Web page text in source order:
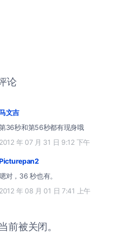
论
文吉
36秒和第56秒都有现身哦
2012 年 07 月 31 日 9:12 下午
对，36 秒也有。
2012 年 08 月 01 日 7:41 上午
前被关闭。